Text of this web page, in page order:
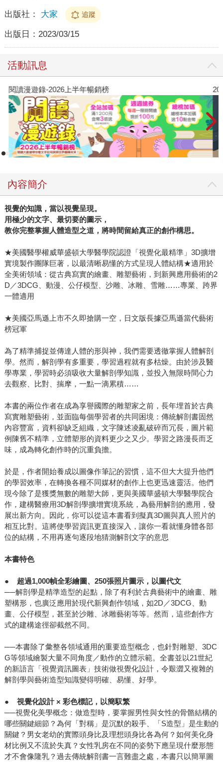
出版社： 大家 追蹤
出版日： 2023/03/15
活動訊息
閱讀漫遊錄-2026上半年暢銷榜
內容簡介
視覺的知識，當以視覺呈現。
用極少的文字、最切要的圖示，
教你完整掌握人體造型之道，將時間留給真正的創作構思。
★美國醫學權威華盛頓大學醫學院認證「視覺化最精準」3D擴增
實境製作團隊巨著，以最清晰易懂的方式呈現人體結構★適用於
全美術領域：從古典寫實的繪畫、雕塑藝術，到新興應用藝術的2
D／3DCG、動漫、公仔模型、沙雕、冰雕、雪雕……專業、跨界
一體適用
★美國亞馬遜上市不久即搶購一空，日文版長據亞馬遜當代藝術
榜冠軍
為了精準捕捉並傳達人體的形與神，我們需要透徹掌握人體解剖
學。然而，解剖學有多重要，學習過程就有多枯燥。由於涉及醫
學專業，學習時必須吸收大量解剖學知識，並投入無限時間心力
去觀察、比對、揣摩，一點一滴累積……
本書的兩位作者在成為享譽國際的雕塑家之前，長年埋首於古典
寫實雕塑藝術，並面臨每個學習者的共同困境：傳統解剖書固然
內容豐富，資料卻缺乏組織，文字陳述凌亂破碎而冗長，圖片範
例陳舊不精準，立體塑形的資料更少之又少。學習之路漫長而乏
味，成為轉化創作時的沉重負擔。
於是，作者開始養成以圖像作筆記的習慣，這不但大大提升他們
的學習效率，在轉換各種不同媒材的創作上也更迅速靈活。他們
現今除了是獲獎無數的雕塑大師，更與美國華盛頓大學醫學院合
作，建構醫療用3D解剖學擴增實境系統，為藝用解剖的應用，發
展出新方向。因此，你可以從這本書看到擬真3D圖與真人照片的
相互比對。這將使學習資訊更直接深入，讓你一看就懂身體各部
位的結構，不用再逐句逐段地猜測解剖文字的意思
本書特色
● 超過1,000幀全彩繪圖、250張照片圖示，以圖代文
──解剖學是精準造型的起點，除了有利於古典藝術中的繪畫、雕
塑構形，也廣泛應用於現代新興創作領域，如2D／3DCG、動
畫、公仔模型，甚至於沙雕、冰雕藝術等等。然而，這些創作方
式的建構途徑卻截然不同。
──本書除了彙整各領域通用的重要造型概念，也針對雕塑、3DC
G等領域繪製大量不同角度／動作的立體示範。全書並以21世紀
的新語言「視覺資訊圖表」技術做視覺化設計，令艱澀又複雜的
解剖學與藝術造型知識變得明確、易懂、好學。
● 視覺化設計 × 彩色標記，以簡馭繁
──視覺化美學概念：做造型時，要掌握男性與女性的骨骼結構的
哪些關鍵細節？為何「對稱」是沉默的殺手、「S造型」是生動的
關鍵？男女老幼的實際頭身比及理想頭身比各為何？如何美化身
材比例又不流於失真？女性乳房在不同的姿勢下應呈現什麼形態
才不會像隆乳？過去傳統解剖書一言難盡之處，本書只以簡單圖